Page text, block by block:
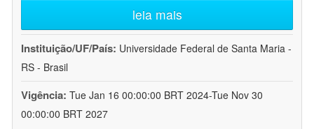
leia mais
Instituição/UF/País: Universidade Federal de Santa Maria -
RS - Brasil
Vigência: Tue Jan 16 00:00:00 BRT 2024-Tue Nov 30
00:00:00 BRT 2027